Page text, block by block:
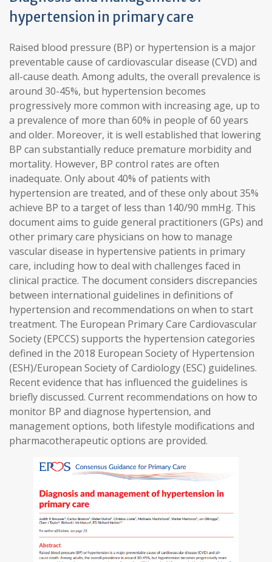
hypertension in primary care
Raised blood pressure (BP) or hypertension is a major
preventable cause of cardiovascular disease (CVD) and
all-cause death. Among adults, the overall prevalence is
around 30-45%, but hypertension becomes
progressively more common with increasing age, up to
a prevalence of more than 60% in people of 60 years
and older. Moreover, it is well established that lowering
BP can substantially reduce premature morbidity and
mortality. However, BP control rates are often
inadequate. Only about 40% of patients with
hypertension are treated, and of these only about 35%
achieve BP to a target of less than 140/90 mmHg. This
document aims to guide general practitioners (GPs) and
other primary care physicians on how to manage
vascular disease in hypertensive patients in primary
care, including how to deal with challenges faced in
clinical practice. The document considers discrepancies
between international guidelines in definitions of
hypertension and recommendations on when to start
treatment. The European Primary Care Cardiovascular
Society (EPCCS) supports the hypertension categories
defined in the 2018 European Society of Hypertension
(ESH)/European Society of Cardiology (ESC) guidelines.
Recent evidence that has influenced the guidelines is
briefly discussed. Current recommendations on how to
monitor BP and diagnose hypertension, and
management options, both lifestyle modifications and
pharmacotherapeutic options are provided.